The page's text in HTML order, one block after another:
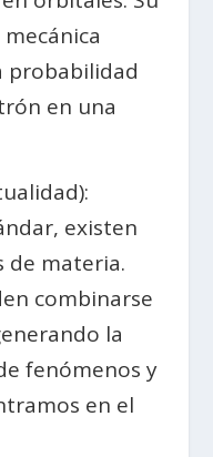
probabilidad
en una
existen
de materia.
combinarse
la
fenómenos y
en el